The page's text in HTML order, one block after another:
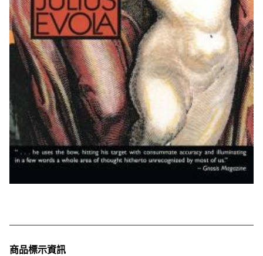
商品標示資訊